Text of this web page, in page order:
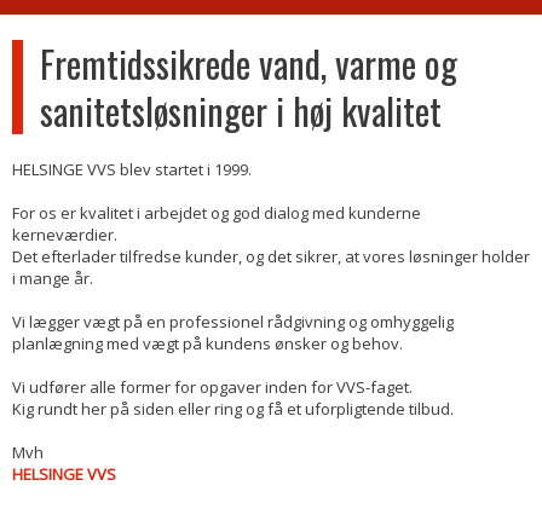
Fremtidssikrede vand, varme og
sanitetsløsninger i høj kvalitet
HELSINGE VVS blev startet i 1999.
For os er kvalitet i arbejdet og god dialog med kunderne
kerneværdier.
Det efterlader tilfredse kunder, og det sikrer, at vores løsninger holder
i mange år.
Vi lægger vægt på en professionel rådgivning og omhyggelig
planlægning med vægt på kundens ønsker og behov.
​​Vi udfører alle former for opgaver inden for VVS-faget.
Kig rundt her på siden eller ring og få et uforpligtende tilbud.
Mvh
HELSINGE VVS​